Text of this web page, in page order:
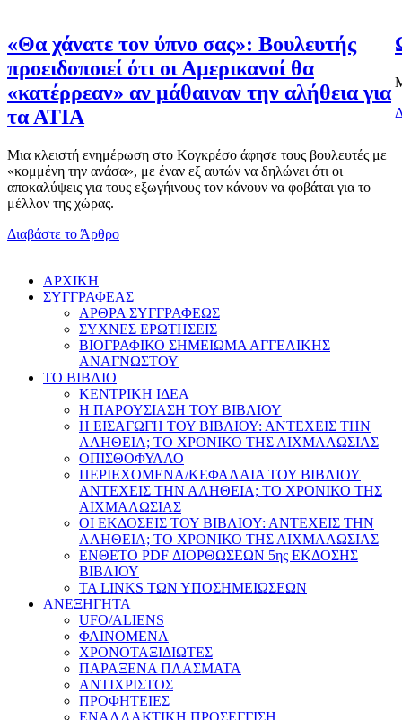
«Θα χάνατε τον ύπνο σας»: Βουλευτής
προειδοποιεί ότι οι Αμερικανοί θα
«κατέρρεαν» αν μάθαιναν την αλήθεια για
τα ΑΤΙΑ
Μια κλειστή ενημέρωση στο Κογκρέσο άφησε τους βουλευτές με
«κομμένη την ανάσα», με έναν εξ αυτών να δηλώνει ότι οι
αποκαλύψεις για τους εξωγήινους τον κάνουν να φοβάται για το
μέλλον της χώρας.
Διαβάστε το Άρθρο
AΡΧΙΚΗ
ΣΥΓΓΡΑΦΕΑΣ
ΑΡΘΡΑ ΣΥΓΓΡΑΦΕΩΣ
ΣΥΧΝΕΣ ΕΡΩΤΗΣΕΙΣ
ΒΙΟΓΡΑΦΙΚΟ ΣΗΜΕΙΩΜΑ ΑΓΓΕΛΙΚΗΣ
ΑΝΑΓΝΩΣΤΟΥ
ΤΟ ΒΙΒΛΙΟ
ΚΕΝΤΡΙΚΗ ΙΔΕΑ
Η ΠΑΡΟΥΣΙΑΣΗ ΤΟΥ ΒΙΒΛΙΟΥ
Η ΕΙΣΑΓΩΓΗ ΤΟΥ ΒΙΒΛΙΟΥ: ΑΝΤΕΧΕΙΣ ΤΗΝ
ΑΛΗΘΕΙΑ; ΤΟ ΧΡΟΝΙΚΟ ΤΗΣ ΑΙΧΜΑΛΩΣΙΑΣ
ΟΠΙΣΘΟΦΥΛΛΟ
ΠΕΡΙΕΧΟΜΕΝΑ/ΚΕΦΑΛΑΙΑ ΤΟΥ ΒΙΒΛΙΟΥ
ΑΝΤΕΧΕΙΣ ΤΗΝ ΑΛΗΘΕΙΑ; ΤΟ ΧΡΟΝΙΚΟ ΤΗΣ
ΑΙΧΜΑΛΩΣΙΑΣ
ΟΙ ΕΚΔΟΣΕΙΣ ΤΟΥ ΒΙΒΛΙΟΥ: ΑΝΤΕΧΕΙΣ ΤΗΝ
ΑΛΗΘΕΙΑ; ΤΟ ΧΡΟΝΙΚΟ ΤΗΣ ΑΙΧΜΑΛΩΣΙΑΣ
ΕΝΘΕΤΟ PDF ΔΙΟΡΘΩΣΕΩΝ 5ης ΕΚΔΟΣΗΣ
ΒΙΒΛΙΟΥ
ΤΑ LINKS ΤΩΝ ΥΠΟΣΗΜΕΙΩΣΕΩΝ
ΑΝΕΞΗΓΗΤΑ
UFO/ALIENS
ΦΑΙΝΟΜΕΝΑ
ΧΡΟΝΟΤΑΞΙΔΙΩΤΕΣ
ΠΑΡΑΞΕΝΑ ΠΛΑΣΜΑΤΑ
ΑΝΤΙΧΡΙΣΤΟΣ
ΠΡΟΦΗΤΕΙΕΣ
ΕΝΑΛΛΑΚΤΙΚΗ ΠΡΟΣΕΓΓΙΣΗ